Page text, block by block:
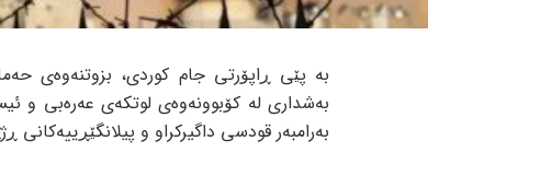
بە پێی ڕاپۆرتی جام کوردی، بزوتنەوەی
بەشداری لە کۆبوونەوەی لوتکەی عەرەبی و
بەرامبەر قودسی داگیرکراو و